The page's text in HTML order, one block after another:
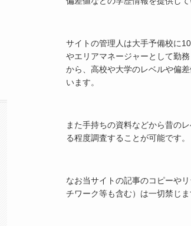
サイトの管理人は大手予備校に
やエリアマネージャーとして勤
から、高校や大学のレベルや偏
います。
また手持ちの資料などから昔の
る程度調査することが可能です。
なお当サイトの記事のコピーや
チワーク等も含む）は一切禁じま